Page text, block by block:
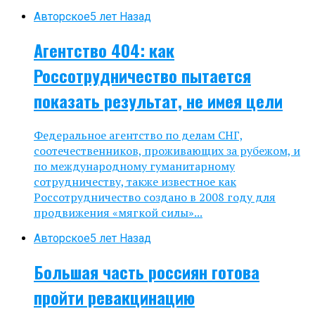
Авторское5 лет Назад
Агентство 404: как
Россотрудничество пытается
показать результат, не имея цели
Федеральное агентство по делам СНГ,
соотечественников, проживающих за рубежом, и
по международному гуманитарному
сотрудничеству, также известное как
Россотрудничество создано в 2008 году для
продвижения «мягкой силы»...
Авторское5 лет Назад
Большая часть россиян готова
пройти ревакцинацию